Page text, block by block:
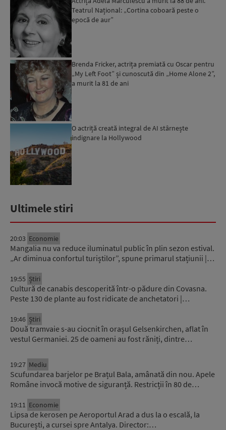
Teatrul Național: „Cortina coboară peste o
epocă de aur”
Brenda Fricker, actrița premiată cu Oscar pentru
„My Left Foot” și cunoscută din „Home Alone 2”,
a murit la 81 de ani
O actriță creată integral de AI stârnește
indignare la Hollywood
Ultimele stiri
20:03 Economie
Mangalia nu va reduce iluminatul public în plin sezon estival.
„Ar diminua confortul turiștilor”, spune primarul stațiunii |…
19:55 Știri
Cultură de canabis descoperită într-o pădure din Covasna.
Peste 130 de plante au fost ridicate de anchetatori |…
19:46 Știri
Două tramvaie s-au ciocnit în orașul Gelsenkirchen, aflat în
vestul Germaniei. 25 de oameni au fost răniți, dintre…
19:27 Mediu
Scufundarea barjelor pe Brațul Bala, amânată din nou. Apele
Române invocă motive de siguranță. Restricții în 80 de…
19:11 Economie
Lipsa de kerosen pe Aeroportul Arad a dus la o escală, la
București, a cursei spre Antalya. Director:…